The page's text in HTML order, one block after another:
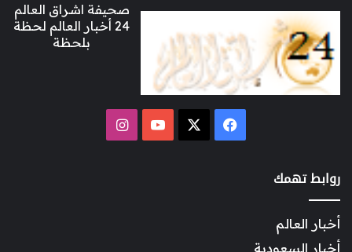
صحيفة اشراق العالم
24 أخبار العالم لحظة
بلحظة
فيسبوك ‫YouTubeانستقرام
روابط تهمك
أخبار العالم
أخبار السعودية